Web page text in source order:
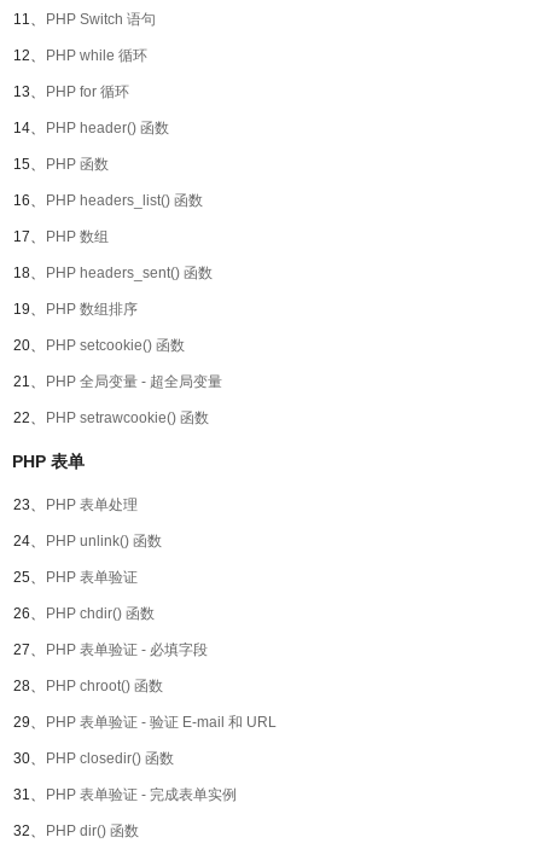
11、 PHP Switch 语句
12、 PHP while 循环
13、 PHP for 循环
14、 PHP header() 函数
15、 PHP 函数
16、 PHP headers_list() 函数
17、 PHP 数组
18、 PHP headers_sent() 函数
19、 PHP 数组排序
20、 PHP setcookie() 函数
21、 PHP 全局变量 - 超全局变量
22、 PHP setrawcookie() 函数
PHP 表单
23、 PHP 表单处理
24、 PHP unlink() 函数
25、 PHP 表单验证
26、 PHP chdir() 函数
27、 PHP 表单验证 - 必填字段
28、 PHP chroot() 函数
29、 PHP 表单验证 - 验证 E-mail 和 URL
30、 PHP closedir() 函数
31、 PHP 表单验证 - 完成表单实例
32、 PHP dir() 函数